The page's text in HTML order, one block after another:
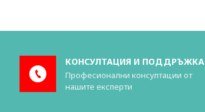
КОНСУЛТАЦИЯ И ПОДДРЪЖКА
Професионални консултации от
нашите експерти